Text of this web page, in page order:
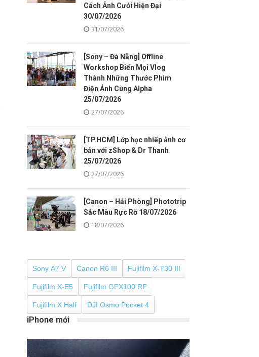
Cách Ảnh Cưới Hiện Đại
30/07/2026
31/07/2026
[Sony – Đà Nẵng] Offline
Workshop Biến Mọi Vlog
Thành Những Thước Phim
Điện Ảnh Cùng Alpha
25/07/2026
27/07/2026
[TP.HCM] Lớp học nhiếp ảnh cơ
bản với zShop & Dr Thanh
25/07/2026
27/07/2026
[Canon – Hải Phòng] Phototrip
Sắc Màu Rực Rỡ 18/07/2026
18/07/2026
Sony A7 V Canon R6 III Fujifilm X-T30 III
Fujifilm X-E5 Fujifilm GFX100 RF
Fujifilm X Half DJI Osmo Pocket 4
iPhone mới